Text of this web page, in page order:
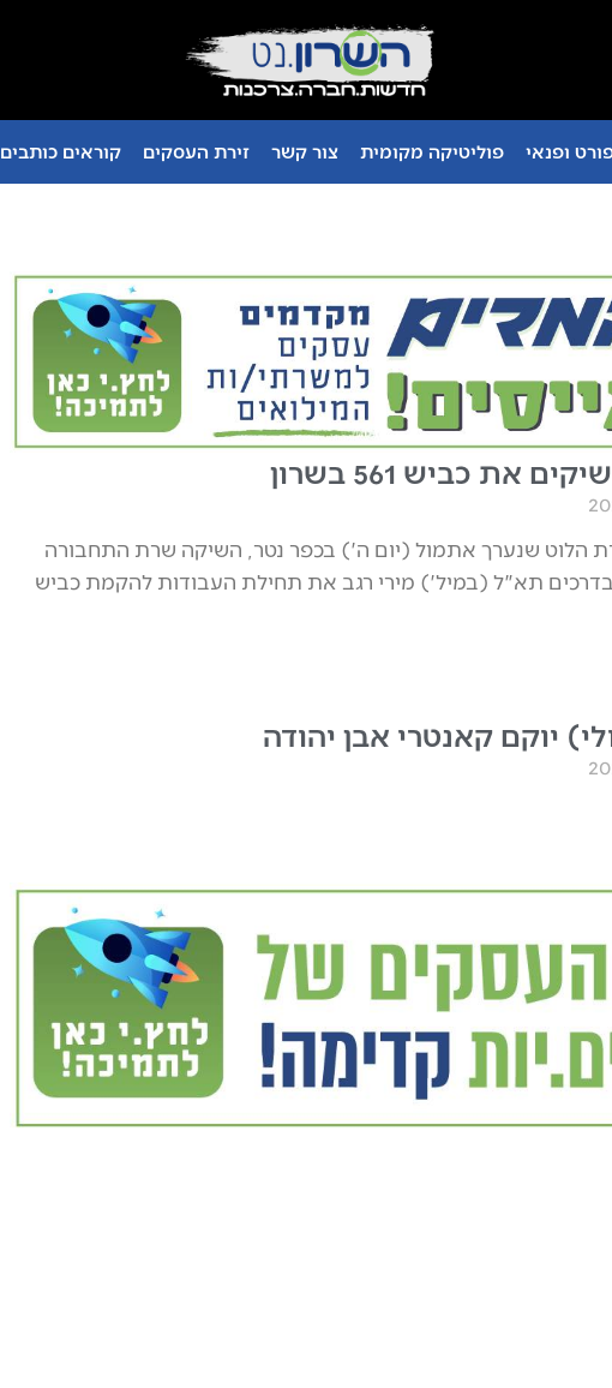
ופנאי פוליטיקה מקומית צור קשר זירת העסקים קוראים כותבים
את כביש 561 בשרון
הלוט שנערך אתמול (יום ה') בכפר נטר, השיקה שרת התחבורה
תא"ל (במיל') מירי רגב את תחילת העבודות להקמת כביש
יוקם קאנטרי אבן יהודה